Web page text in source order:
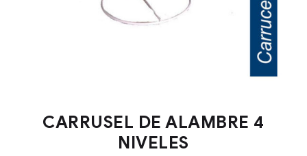
CARRUSEL DE ALAMBRE 4
NIVELES